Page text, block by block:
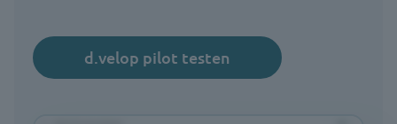
d.velop pilot testen